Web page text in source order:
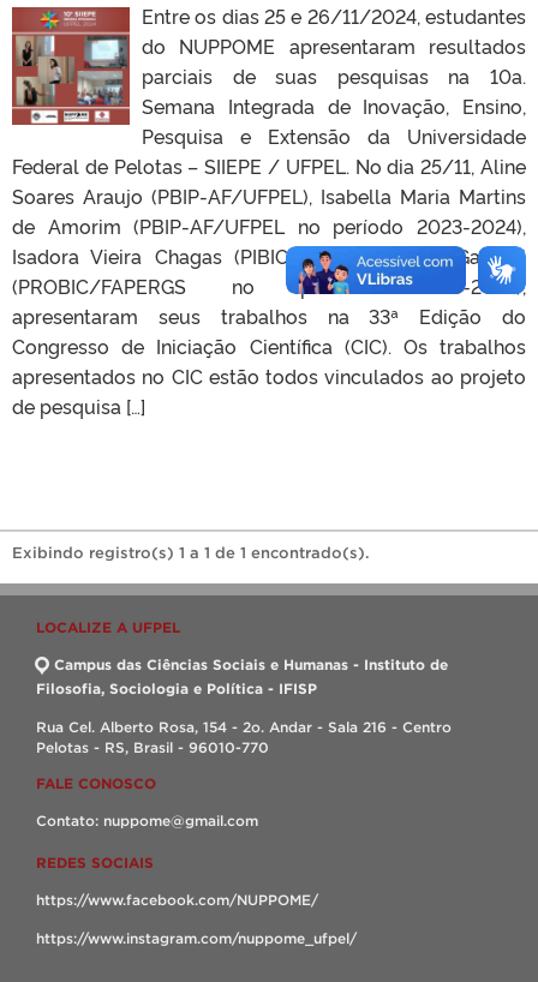
Entre os dias 25 e 26/11/2024, estudantes
do NUPPOME apresentaram resultados
parciais de suas pesquisas na 10a.
Semana Integrada de Inovação, Ensino,
Pesquisa e Extensão da Universidade
Federal de Pelotas – SIIEPE / UFPEL. No dia 25/11, Aline
Soares Araujo (PBIP-AF/UFPEL), Isabella Maria Martins
de Amorim (PBIP-AF/UFPEL no período 2023-2024),
Isadora Vieira Chagas (PIBIC-CNPq) e Pedro Gardani
(PROBIC/FAPERGS no período 2023-2024),
apresentaram seus trabalhos na 33ª Edição do
Congresso de Iniciação Científica (CIC). Os trabalhos
apresentados no CIC estão todos vinculados ao projeto
de pesquisa […]
Exibindo registro(s) 1 a 1 de 1 encontrado(s).
LOCALIZE A UFPEL
Campus das Ciências Sociais e Humanas - Instituto de
Filosofia, Sociologia e Política - IFISP
Rua Cel. Alberto Rosa, 154 - 2o. Andar - Sala 216 - Centro
Pelotas - RS, Brasil - 96010-770
FALE CONOSCO
Contato: nuppome@gmail.com
REDES SOCIAIS
https://www.facebook.com/NUPPOME/
https://www.instagram.com/nuppome_ufpel/